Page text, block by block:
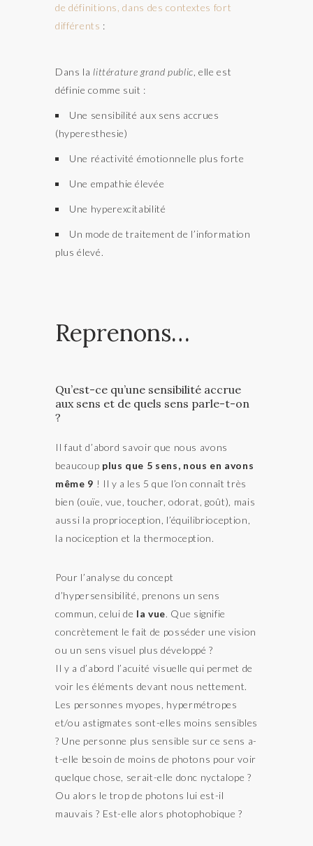
de définitions, dans des contextes fort
différents :
Dans la littérature grand public , elle est
définie comme suit :
Une sensibilité aux sens accrues
(hyperesthesie)
Une réactivité émotionnelle plus forte
Une empathie élevée
Une hyperexcitabilité
Un mode de traitement de l’information
plus élevé.
Reprenons…
Qu’est-ce qu’une sensibilité accrue
aux sens et de quels sens parle-t-on
?
Il faut d’abord savoir que nous avons
beaucoup plus que 5 sens, nous en avons
même 9 ! Il y a les 5 que l’on connaît très
bien (ouïe, vue, toucher, odorat, goût), mais
aussi la proprioception, l’équilibrioception,
la nociception et la thermoception.
Pour l’analyse du concept
d’hypersensibilité, prenons un sens
commun, celui de la vue. Que signifie
concrètement le fait de posséder une vision
ou un sens visuel plus développé ?
Il y a d’abord l’acuité visuelle qui permet de
voir les éléments devant nous nettement.
Les personnes myopes, hypermétropes
et/ou astigmates sont-elles moins sensibles
? Une personne plus sensible sur ce sens a-
t-elle besoin de moins de photons pour voir
quelque chose, serait-elle donc nyctalope ?
Ou alors le trop de photons lui est-il
mauvais ? Est-elle alors photophobique ?